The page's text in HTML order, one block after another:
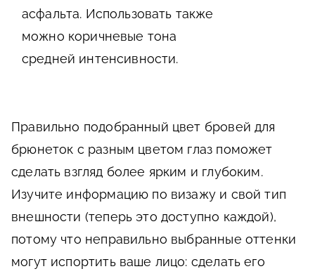
асфальта. Использовать также
можно коричневые тона
средней интенсивности.
Правильно подобранный цвет бровей для
брюнеток с разным цветом глаз поможет
сделать взгляд более ярким и глубоким.
Изучите информацию по визажу и свой тип
внешности (теперь это доступно каждой),
потому что неправильно выбранные оттенки
могут испортить ваше лицо: сделать его